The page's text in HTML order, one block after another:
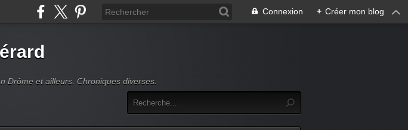
Connexion + Créer mon blog
Drôme et ailleurs. Chroniques diverses.